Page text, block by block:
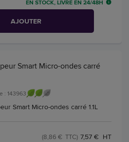
EN STOCK, LIVRÉ EN 24/48H
AJOUTER
Smart Micro-ondes carré
: 143963
Smart Micro-ondes carré 1.1L
7,57 € HT
(8,86 € TTC)